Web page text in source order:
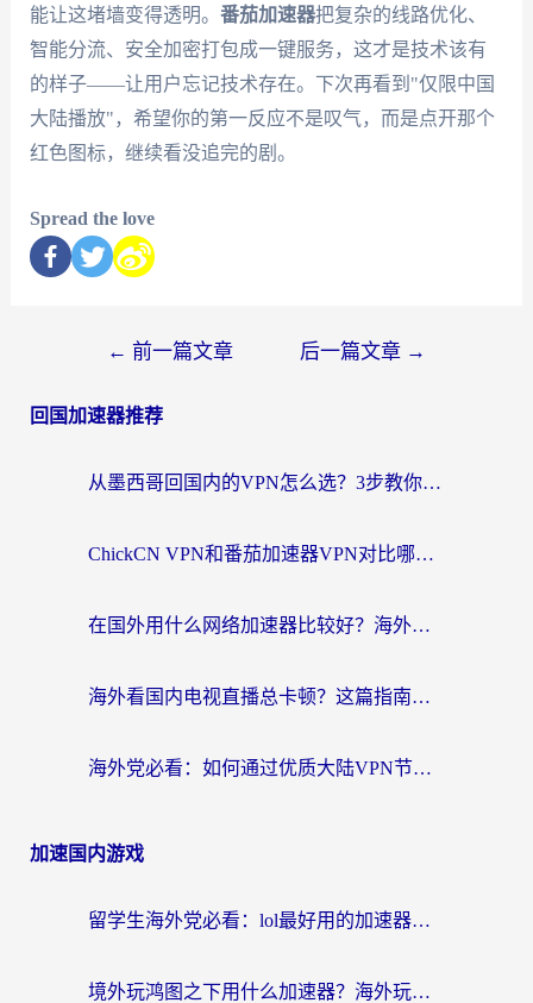
能让这堵墙变得透明。 番茄加速器把复杂的线路优化、
智能分流、安全加密打包成一键服务，这才是技术该有
的样子——让用户忘记技术存在。下次再看到"仅限中国
大陆播放"，希望你的第一反应不是叹气，而是点开那个
红色图标，继续看没追完的剧。
Spread the love
← 前一篇文章 后一篇文章 →
回国加速器推荐
从墨西哥回国内的VPN怎么选？3步教你无缝刷剧、玩国服游戏
ChickCN VPN和番茄加速器VPN对比哪个回国效果更好？海外党亲测后的真实答案
在国外用什么网络加速器比较好？海外党亲测：从痛点到解决方案的全攻略
海外看国内电视直播总卡顿？这篇指南教你选对回国加速器，无缝追剧不发愁
海外党必看：如何通过优质大陆VPN节点无缝访问国内资源？
加速国内游戏
留学生海外党必看：lol最好用的加速器怎么选？附一梦江湖、神鬼传奇加速攻略
境外玩鸿图之下用什么加速器？海外玩家必看的国服游戏加速全攻略